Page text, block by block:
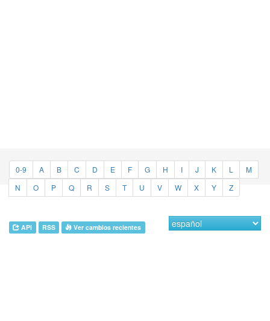
0-9 A B C D E F G H I J K L
M
N
O P Q R S T U V W X Y Z
API RSS Ver cambios recientes